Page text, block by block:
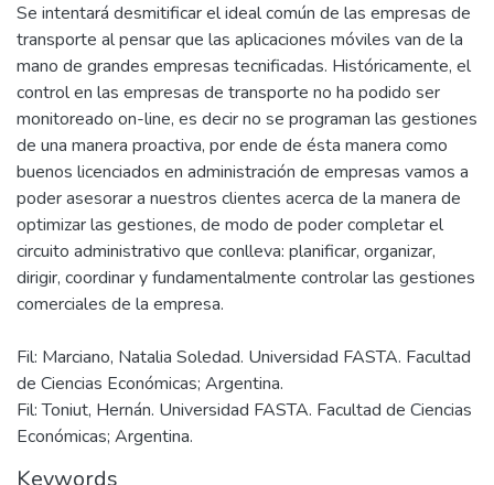
Se intentará desmitificar el ideal común de las empresas de
transporte al pensar que las aplicaciones móviles van de la
mano de grandes empresas tecnificadas. Históricamente, el
control en las empresas de transporte no ha podido ser
monitoreado on-line, es decir no se programan las gestiones
de una manera proactiva, por ende de ésta manera como
buenos licenciados en administración de empresas vamos a
poder asesorar a nuestros clientes acerca de la manera de
optimizar las gestiones, de modo de poder completar el
circuito administrativo que conlleva: planificar, organizar,
dirigir, coordinar y fundamentalmente controlar las gestiones
Fil: Marciano, Natalia Soledad. Universidad FASTA. Facultad
de Ciencias Económicas; Argentina.
Fil: Toniut, Hernán. Universidad FASTA. Facultad de Ciencias
Económicas; Argentina.
Keywords